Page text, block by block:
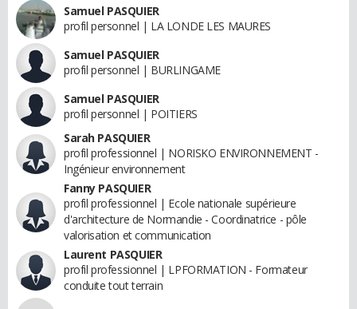
Samuel PASQUIER
profil personnel | LA LONDE LES MAURES
Samuel PASQUIER
profil personnel | BURLINGAME
Samuel PASQUIER
profil personnel | POITIERS
Sarah PASQUIER
profil professionnel | NORISKO ENVIRONNEMENT -
Ingénieur environnement
Fanny PASQUIER
profil professionnel | Ecole nationale supérieure
d'architecture de Normandie - Coordinatrice - pôle
valorisation et communication
Laurent PASQUIER
profil professionnel | LPFORMATION - Formateur
conduite tout terrain